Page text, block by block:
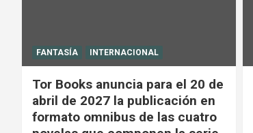
FANTASÍA INTERNACIONAL
Tor Books anuncia para el 20 de
abril de 2027 la publicación en
formato omnibus de las cuatro